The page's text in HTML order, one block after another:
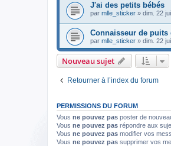
J'ai des petits bébés
par mlle_sticker » dim. 22
Connaisseur de puits
par mlle_sticker » dim. 22
Nouveau sujet
Retourner à l’index du forum
PERMISSIONS DU FORUM
Vous ne pouvez pas poster de
Vous ne pouvez pas répondre aux
Vous ne pouvez pas modifier vos
Vous ne pouvez pas supprimer vos